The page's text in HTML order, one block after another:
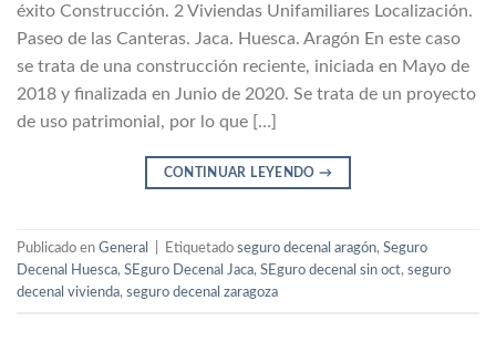
éxito Construcción. 2 Viviendas Unifamiliares Localización.
Paseo de las Canteras. Jaca. Huesca. Aragón En este caso
se trata de una construcción reciente, iniciada en Mayo de
2018 y finalizada en Junio de 2020. Se trata de un proyecto
de uso patrimonial, por lo que […]
CONTINUAR LEYENDO→
Publicado en General Etiquetado seguro decenal aragón, Seguro
Decenal Huesca, SEguro Decenal Jaca, SEguro decenal sin oct, seguro
decenal vivienda, seguro decenal zaragoza